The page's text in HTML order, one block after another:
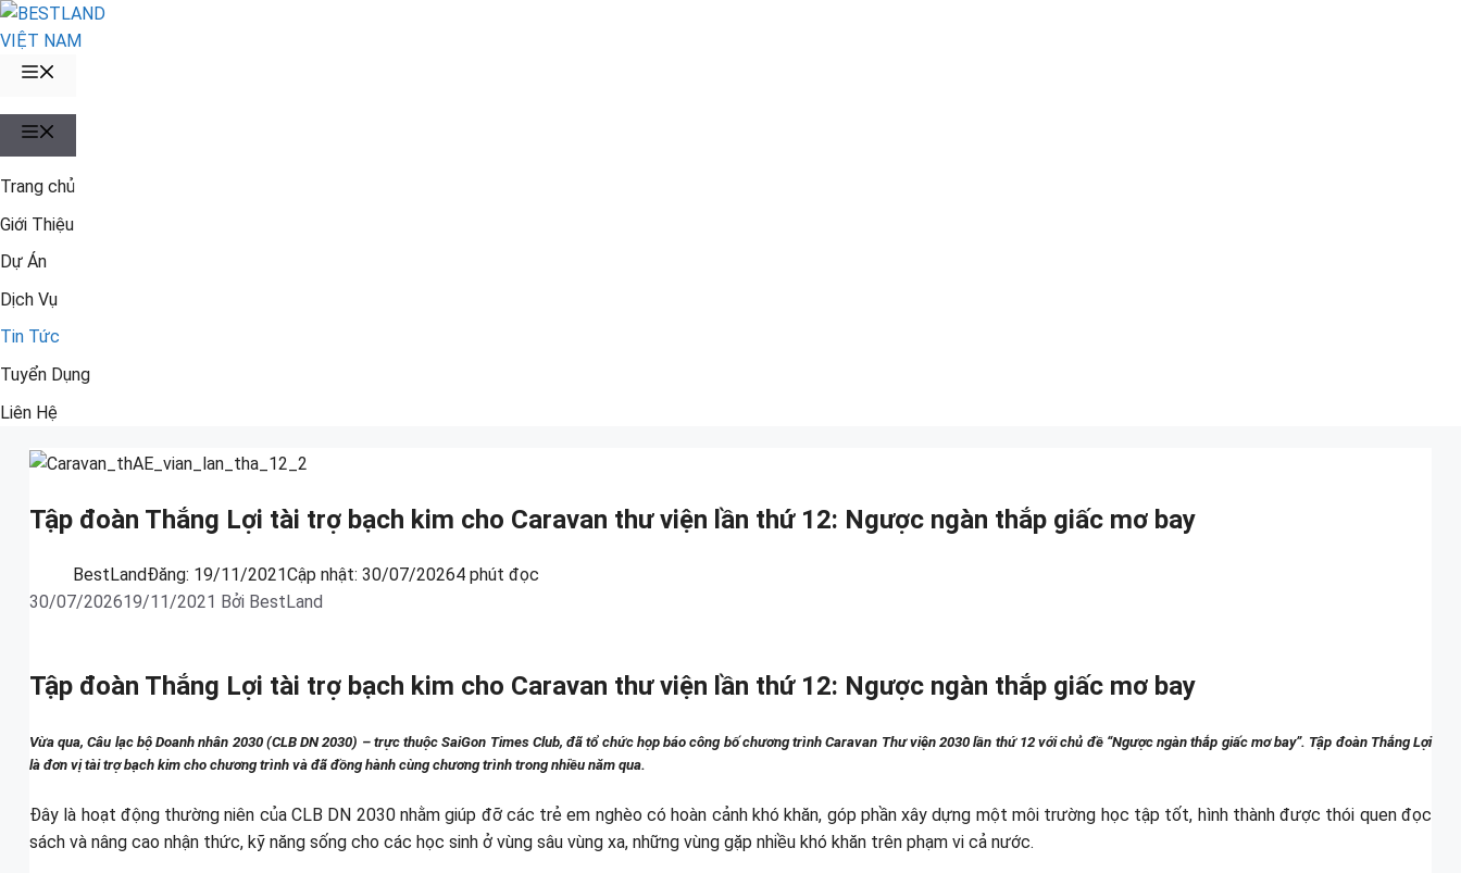
Chuyển
đến
Trang chủ
Giới Thiệu
Dự Án
Dịch Vụ
Tin Tức
Tuyển Dụng
Liên Hệ
Tập đoàn Thắng Lợi tài trợ bạch kim cho Caravan thư viện lần thứ 12: Ngược ngàn thắp giấc mơ bay
BestLandĐăng: 19/11/2021Cập nhật: 30/07/20264 phút đọc
30/07/202619/11/2021 Bởi BestLand
Tập đoàn Thắng Lợi tài trợ bạch kim cho Caravan thư viện lần thứ 12: Ngược ngàn thắp giấc mơ bay
Vừa qua, Câu lạc bộ Doanh nhân 2030 (CLB DN 2030) – trực thuộc SaiGon Times Club, đã tổ chức họp báo công bố chương trình Caravan Thư viện 2030 lần thứ 12 với chủ đề “Ngược ngàn thắp giấc mơ bay”. Tập đoàn Thắng Lợi
là đơn vị tài trợ bạch kim cho chương trình và đã đồng hành cùng chương trình trong nhiều năm qua.
Đây là hoạt động thường niên của CLB DN 2030 nhằm giúp đỡ các trẻ em nghèo có hoàn cảnh khó khăn, góp phần xây dựng một môi trường học tập tốt, hình thành được thói quen đọc
sách và nâng cao nhận thức, kỹ năng sống cho các học sinh ở vùng sâu vùng xa, những vùng gặp nhiều khó khăn trên phạm vi cả nước.